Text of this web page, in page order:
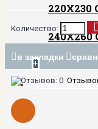
220Х230
240Х260
+
ТОВАРЫ СО
Количество:
в закладки